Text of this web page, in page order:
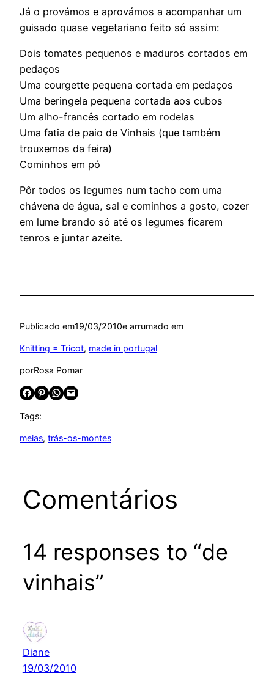
Já o provámos e aprovámos a acompanhar um
guisado quase vegetariano feito só assim:
Dois tomates pequenos e maduros cortados em
pedaços
Uma courgette pequena cortada em pedaços
Uma beringela pequena cortada aos cubos
Um alho-francês cortado em rodelas
Uma fatia de paio de Vinhais (que também
trouxemos da feira)
Cominhos em pó
Pôr todos os legumes num tacho com uma
chávena de água, sal e cominhos a gosto, cozer
em lume brando só até os legumes ficarem
tenros e juntar azeite.
Publicado em19/03/2010e arrumado em
Knitting = Tricot, made in portugal
porRosa Pomar
Share on Facebook Share on Pinterest Share on WhatsApp Email this Page
Tags:
meias, trás-os-montes
Comentários
14 responses to “de
vinhais”
Diane
19/03/2010